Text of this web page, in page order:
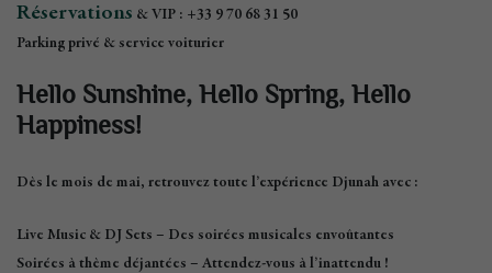
Réservations & VIP : +33 9 70 68 31 50
Parking privé & service voiturier
Hello Sunshine, Hello Spring, Hello
Happiness!
Dès le mois de mai, retrouvez toute l’expérience Djunah avec :
Live Music & DJ Sets – Des soirées musicales envoûtantes
Soirées à thème déjantées – Attendez-vous à l’inattendu !